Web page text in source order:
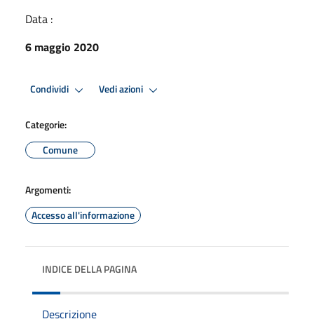
Data :
6 maggio 2020
Condividi Vedi azioni
Categorie:
Comune
Argomenti:
Accesso all'informazione
INDICE DELLA PAGINA
Descrizione